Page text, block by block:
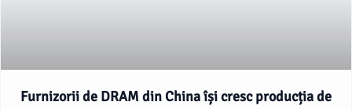
Furnizorii de DRAM din China își cresc producția de